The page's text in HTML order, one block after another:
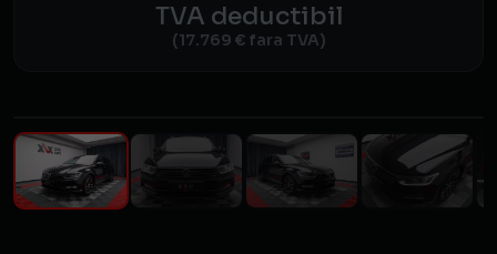
TVA deductibil
(17.769 € fara TVA)